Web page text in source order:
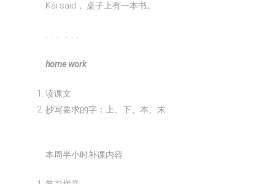
Kai said， 桌子上有一本书。
home work
读课文
抄写要求的字：上、下、本、末
本周半小时补课内容